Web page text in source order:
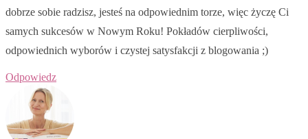
dobrze sobie radzisz, jesteś na odpowiednim torze, więc życzę Ci
samych sukcesów w Nowym Roku! Pokładów cierpliwości,
odpowiednich wyborów i czystej satysfakcji z blogowania ;)
Odpowiedz